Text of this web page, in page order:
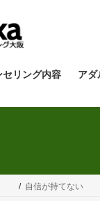
セリング内容 アダ
自信が持てない